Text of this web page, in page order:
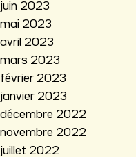
juin 2023
mai 2023
avril 2023
mars 2023
février 2023
janvier 2023
décembre 2022
novembre 2022
juillet 2022